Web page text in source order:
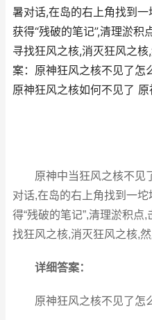
暑对话,在岛的右上角找到
获得“残破的笔记”,清理淤积
寻找狂风之核,消灭狂风之
案：原神狂风之核不见了怎
原神狂风之核如何不见了
原神中当狂风之核不见
对话,在岛的右上角找到一
得“残破的笔记”,清理淤积点
找狂风之核,消灭狂风之核,
详细答案：
原神狂风之核不见了怎